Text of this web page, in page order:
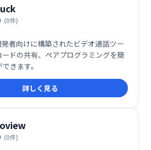
(0件)
者向けに構築されたビデオ通話ツー
ードの共有、ペアプログラミングを簡
きます。
詳しく見る
(0件)